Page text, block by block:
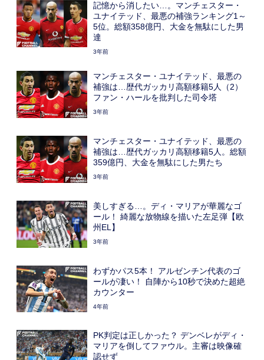
記憶から消したい…。マンチェスター・
ユナイテッド、最悪の補強ランキング1～
5位。総額358億円、大金を無駄にした男
達
3年前
マンチェスター・ユナイテッド、最悪の
補強は…歴代ガッカリ高額移籍5人（2）
ファン・ハールを批判した司令塔
3年前
マンチェスター・ユナイテッド、最悪の
補強は…歴代ガッカリ高額移籍5人。総額
359億円、大金を無駄にした男たち
3年前
美しすぎる…。ディ・マリアが華麗なゴ
ール！ 綺麗な放物線を描いた左足弾【欧
州EL】
3年前
わずかパス5本！ アルゼンチン代表のゴ
ールが凄い！ 自陣から10秒で決めた超絶
カウンター
4年前
PK判定は正しかった？ デンベレがディ・
マリアを倒してファウル。主審は映像確
認せず